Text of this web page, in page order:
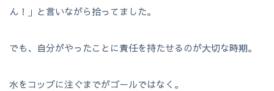
ん！」と言いながら拾ってました。
でも、自分がやったことに責任を持たせるのが大切な時期。
水をコップに注ぐまでがゴールではなく。